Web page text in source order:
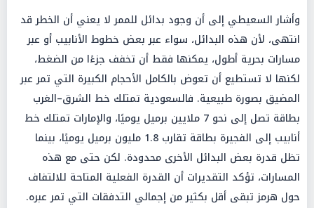
وأشار السعيطي إلى أن وجود بدائل للممر لا يعني أن الخطر قد
انتهى، لأن هذه البدائل، سواء عبر بعض خطوط الأنابيب أو عبر
مسارات بحرية أطول، يمكنها فقط أن تخفف جزءًا من الضغط،
لكنها لا تستطيع أن تعوض بالكامل الأحجام الكبيرة التي تمر عبر
المضيق بصورة طبيعية. فالسعودية تمتلك خط الشرق–الغرب
بطاقة تصل إلى نحو 7 ملايين برميل يوميًا، والإمارات تمتلك خط
أنابيب إلى الفجيرة بطاقة تقارب 1.8 مليون برميل يوميًا، بينما
تظل قدرة بعض البدائل الأخرى محدودة. لكن حتى مع هذه
المسارات، تؤكد التقديرات أن القدرة الفعلية المتاحة للالتفاف
حول هرمز تبقى أقل بكثير من إجمالي التدفقات التي تمر عبره.